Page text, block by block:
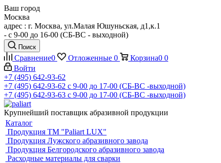
Ваш город
Москва
адрес : г. Москва, ул.Малая Юшуньская, д1,к.1
- c 9-00 до 16-00 (СБ-ВС - выходной)
Поиск
Сравнение0 Отложенные 0 Корзина0 0
Войти
+7 (495) 642-93-62
+7 (495) 642-93-62 c 9-00 до 17-00 (СБ-ВС -выходной)
+7 (495) 642-93-63 c 9-00 до 17-00 (СБ-ВС -выходной)
Крупнейший поставщик абразивной продукции
Каталог
Продукция ТМ "Paliart LUX"
Продукция Лужского абразивного завода
Продукция Белгородского абразивного завода
Расходные материалы для сварки